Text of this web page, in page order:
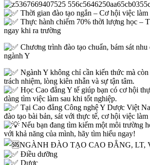
Thời gian đào tạo ngắn – Cơ hội việc làm
Thực hành chiếm 70% thời lượng học –
ngay khi ra trường
Chương trình đào tạo chuẩn, bám sát nhu
ngành Y
Ngành Y không chỉ cần kiến thức mà
trách nhiệm, lòng kiên nhẫn và sự tận tâm.
Học Cao đẳng Y tế giúp bạn có cơ hội
dàng tìm việc làm sau khi tốt nghiệp.
Tại Cao đẳng Công nghệ Y Dược Việt
đào tạo bài bản, sát với thực tế, cơ hội việc làm
Nếu bạn đang tìm kiếm một môi trường
với khả năng của mình, hãy tìm hiểu ngay!
NGÀNH ĐÀO TẠO CAO ĐẲNG, LT,
Điều dưỡng
Dược